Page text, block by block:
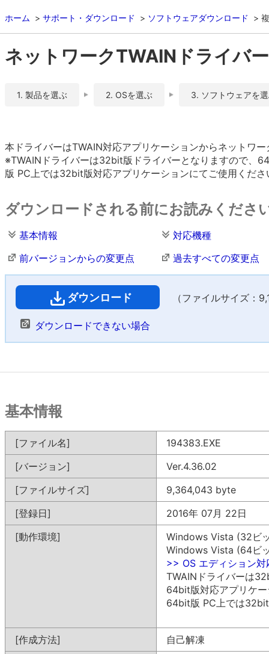
ホーム サポート・ダウンロード ソフトウェアダウンロード
ネットワークTWAINドライバ
1. 製品を選ぶ 2. OSを選ぶ 3. ソフトウェアを
本ドライバーはTWAIN対応アプリケーションからネットワ
※TWAINドライバーは32bit版ドライバーとなりますので、
版 PC上では32bit版対応アプリケーションにてご使用くださ
ダウンロードされる前にお読みくださ
基本情報
対応機種
前バージョンからの変更点
過去すべての変更点
ダウンロード （ファイルサイズ：
ダウンロードできない場合
基本情報
[ファイル名]
194383.EXE
[バージョン]
Ver.4.36.02
[ファイルサイズ]
9,364,043 byte
[登録日]
2016年 07月 22日
[動作環境]
Windows Vista (32ビ
Windows Vista (64ビ
>> OS エディション対
TWAINドライバーは
64bit版対応アプリケ
64bit版 PC上では
[作成方法]
自己解凍